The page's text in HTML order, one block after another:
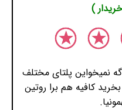
)
نمیخواین پلتای مختلف
کافیه هم برا روتین